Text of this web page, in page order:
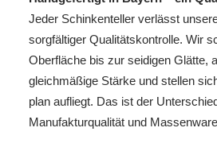
Jeder Schinkenteller verlässt
sorgfältiger Qualitätskontrolle. Wir
Oberfläche bis zur seidigen Glätte,
gleichmäßige Stärke und stellen
plan aufliegt. Das ist der
Manufakturqualität und